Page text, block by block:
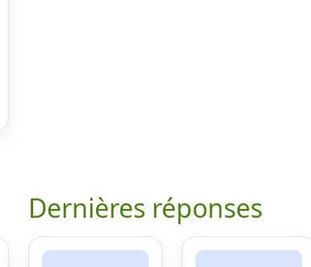
Dernières réponses